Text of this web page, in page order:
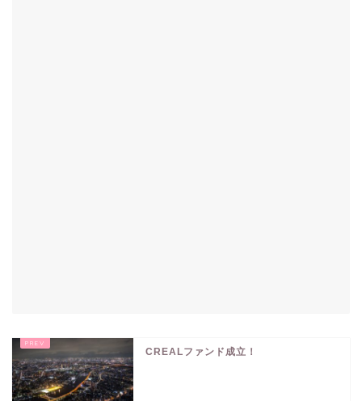
CREALファンド成立！